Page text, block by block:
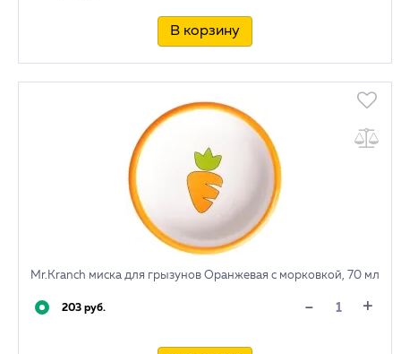
В корзину
Mr.Kranch миска для грызунов Оранжевая с морковкой, 70 мл
203 руб. - +